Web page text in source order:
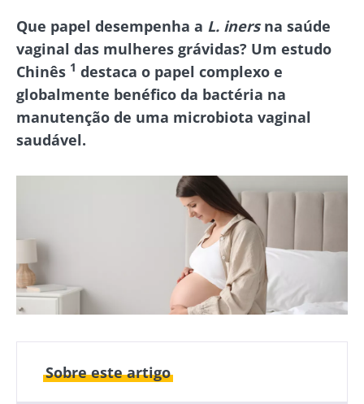
Que papel desempenha a L. inersna saúde
vaginal das mulheres grávidas? Um estudo
Chinês 1 destaca o papel complexo e
globalmente benéfico da bactéria na
manutenção de uma microbiota vaginal
saudável.
Sobre este artigo